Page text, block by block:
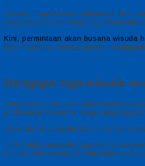
Supplier Toga Wisuda Berkualitas Kota
yang hanya terjadi sekali bagi setiap
Kini, permintaan akan busana wisuda
berpengalaman memungkinkan
Mengapa toga wisuda
Harga ekonomis tidak selalu berdampak
profesional. Selain itu, harga yang ringan
Selain itu, toga wisuda murah sangat
Lebih lanjut, penyedia toga wisuda kini
medali. Oleh karena itu, Anda tidak perlu